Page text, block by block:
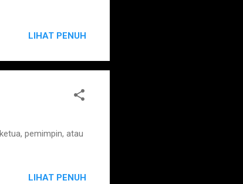
LIHAT PENUH
pemimpin, atau
LIHAT PENUH